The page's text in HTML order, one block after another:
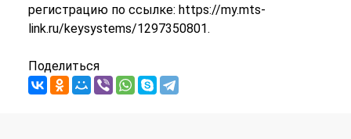
регистрацию по ссылке: https://my.mts-
link.ru/keysystems/1297350801.
Поделиться